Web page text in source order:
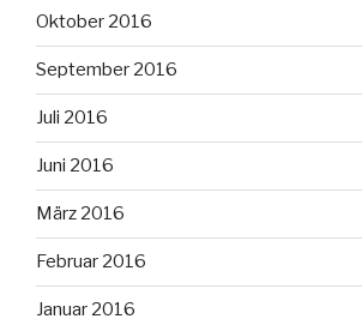
Oktober 2016
September 2016
Juli 2016
Juni 2016
März 2016
Februar 2016
Januar 2016